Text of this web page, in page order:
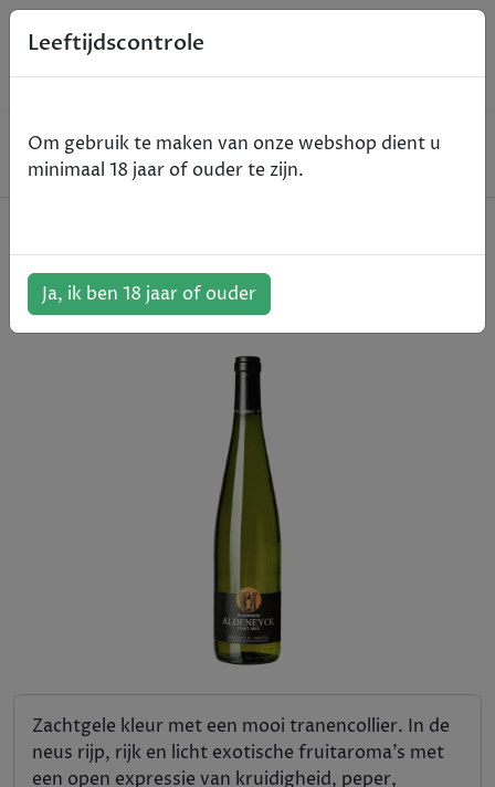
Home
Wijn
Aldeneyck Pinot Gris - Maasvallei - wit - 2020 - 75cl
wit - 2020 - 75cl
ArtikelNummer:109580
Zachtgele kleur met een mooi tranencollier. In de
neus rijp, rijk en licht exotische fruitaroma’s met
een open expressie van kruidigheid, peper,
Leeftijdscontrole
Om gebruik te maken van onze webshop dient u
minimaal 18 jaar of ouder te zijn.
Ja, ik ben 18 jaar of ouder